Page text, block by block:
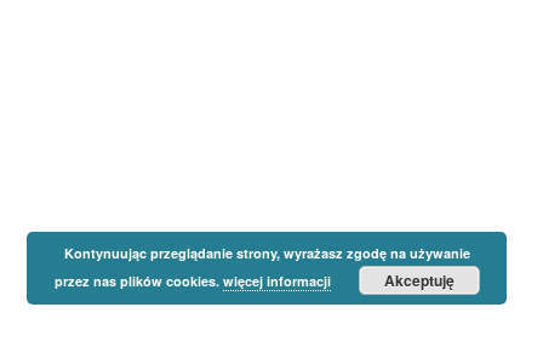
Kontynuując przeglądanie strony, wyrażasz zgodę na używanie
przez nas plików cookies. więcej informacji Akceptuję